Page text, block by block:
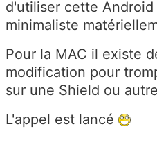
d'utiliser cette
minimaliste
Pour la MAC il existe
modification pour
sur une Shield ou
L'appel est lancé